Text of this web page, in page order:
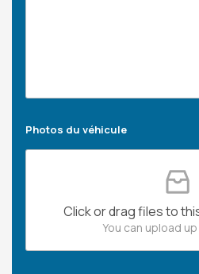
Photos du véhicule
Click or drag files to
You can upload